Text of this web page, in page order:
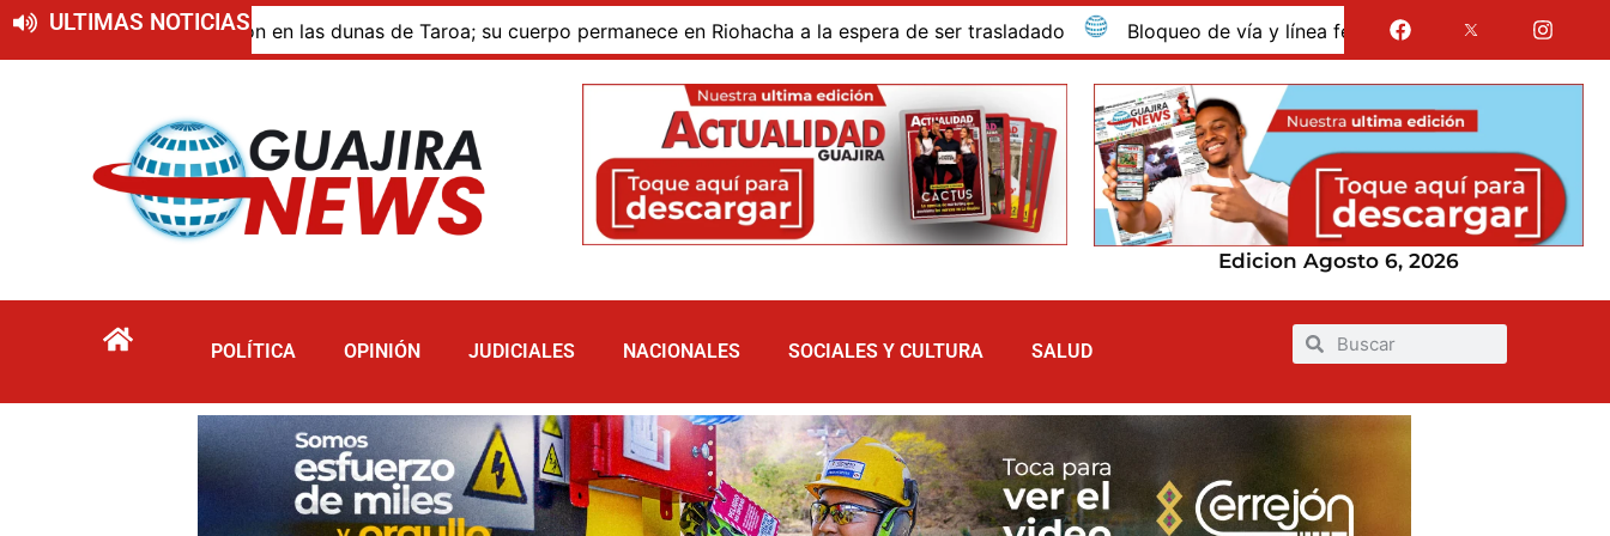
ULTIMAS NOTICIAS
por inmersión en las dunas de Taroa; su cuerpo permanece en Riohacha a la espera de ser trasladado Bloqueo de vía y línea férrea en Albania por presunto
Edicion Agosto 6, 2026
POLÍTICA OPINIÓN JUDICIALES NACIONALES SOCIALES Y CULTURA SALUD